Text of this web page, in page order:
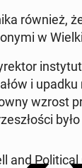
również,
w
i
wzrost
and